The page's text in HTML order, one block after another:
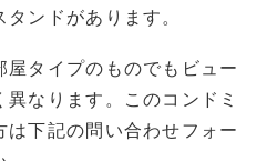
ンドがあります。
屋タイプのものでもビュー
なります。このコンドミ
は下記の問い合わせフォー